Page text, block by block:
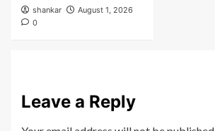
shankar
August 1, 2026
0
Leave a Reply